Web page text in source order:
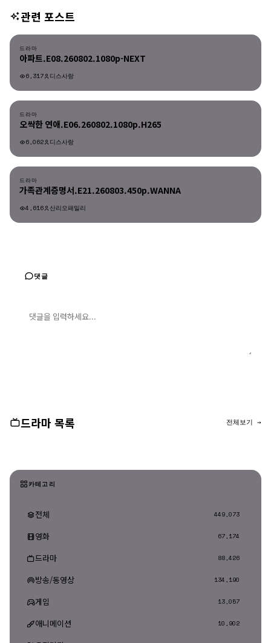
관련 포스트
드라마
드라마
아파트.E08.260802.1080p-NEXT
6,317 디스사랑
드라마
오싹한 연애.E06.260802.1080p.H265
6,062 디스사랑
드라마
가족관계증명서.E21.260803.450p.WANNA
4,616 산리오패밀리
댓글
드라마 목록 전체보기 →
카테고리
전체 449,073
영화 67,174
드라마 88,426
방송/동영상 134,190
게임 13,057
애니메이션 10,902